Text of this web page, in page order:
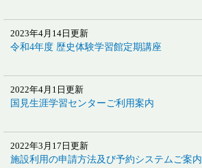
2023年4月14日更新
令和4年度 歴史体験学習館定期講座
2022年4月1日更新
国見生涯学習センターご利用案内
2022年3月17日更新
施設利用の申請方法及び予約システムご案内